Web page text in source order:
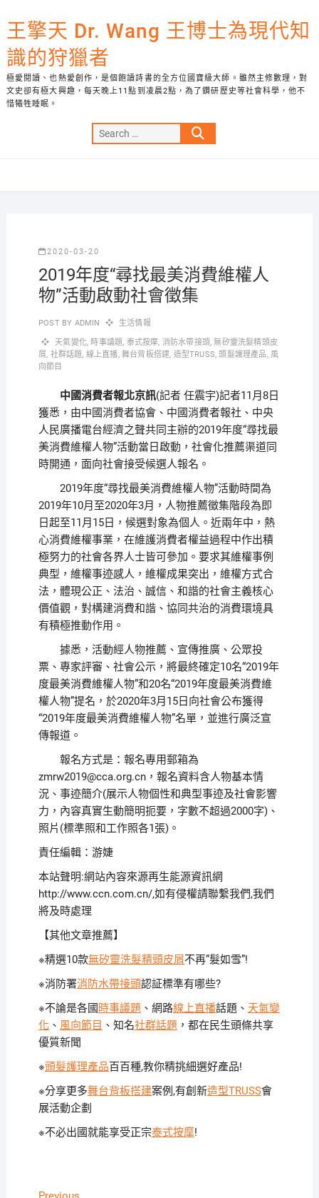
to
content
王擎天 Dr. Wang 王博士為現代知
識的狩獵者
極愛閱讀、也熱愛創作，是個飽讀詩書的全方位國寶級大師。雖然主修數理，對
文史卻有極大興趣，每天晚上11點到凌晨2點，為了鑽研歷史等社會科學，他不
惜犧牲睡眠。
Search
…
2020-03-20
2019年度“尋找最美消費維權人
物”活動啟動社會徵集
POST BY ADMIN 生活情報
天氣變化, 時事議題, 泰式按摩, 消防水帶接頭,無矽靈洗髮精頭皮
屑, 社群話題, 線上直播, 舞台背板搭建, 造型TRUSS,頭髮護理產品, 風
向節目
中國消費者報北京訊(記者 任震宇)記者11月8日
獲悉，由中國消費者協會、中國消費者報社、中央
人民廣播電台經濟之聲共同主辦的2019年度“尋找最
美消費維權人物”活動當日啟動，社會化推薦渠道同
時開通，面向社會接受候選人報名。
2019年度“尋找最美消費維權人物”活動時間為
2019年10月至2020年3月，人物推薦徵集階段為即
日起至11月15日，候選對象為個人。近兩年中，熱
心消費維權事業，在維護消費者權益過程中作出積
極努力的社會各界人士皆可參加。要求其維權事例
典型，維權事迹感人，維權成果突出，維權方式合
法，體現公正、法治、誠信、和諧的社會主義核心
價值觀，對構建消費和諧、協同共治的消費環境具
有積極推動作用。
據悉，活動經人物推薦、宣傳推廣、公眾投
票、專家評審、社會公示，將最終確定10名“2019年
度最美消費維權人物”和20名“2019年度最美消費維
權人物”提名，於2020年3月15日向社會公布獲得
“2019年度最美消費維權人物”名單，並進行廣泛宣
傳報道。
報名方式是：報名專用郵箱為
zmrw2019@cca.org.cn，報名資料含人物基本情
況、事迹簡介(展示人物個性和典型事迹及社會影響
力，內容真實生動簡明扼要，字數不超過2000字)、
照片(標準照和工作照各1張)。
責任編輯：游婕
本站聲明:網站內容來源再生能源資訊網
http://www.ccn.com.cn/,如有侵權請聯繫我們,我們
將及時處理
【其他文章推薦】
※精選10款無矽靈洗髮精頭皮屑不再”髮如雪”!
※消防署消防水帶接頭認証標準有哪些?
※不論是各國 時事議題、網路線上直播話題、 天氣變
化、 風向節目 、知名社群話題，都在民生頭條共享
優質新聞
※頭髮護理產品百百種,教你精挑細選好產品!
※分享更多舞台背板搭建案例,有創新造型TRUSS會
展活動企劃
※不必出國就能享受正宗泰式按摩!
Previous